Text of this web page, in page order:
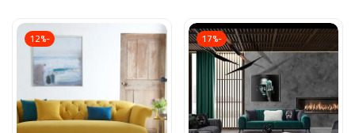
-17%
-12%